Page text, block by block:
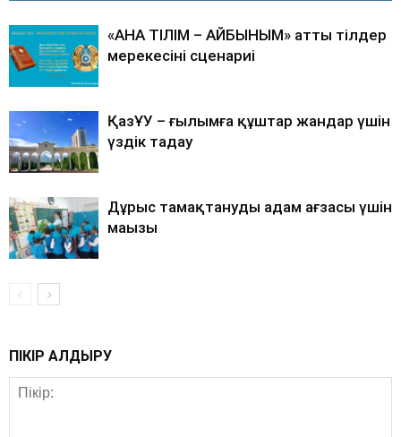
«АНА ТІЛІМ – АЙБЫНЫМ» атты тілдер
мерекесінің сценариі
ҚазҰУ – ғылымға құштар жандар үшін
үздік таңдау
Дұрыс тамақтанудың адам ағзасы үшін
маңызы
ПІКІР ҚАЛДЫРУ